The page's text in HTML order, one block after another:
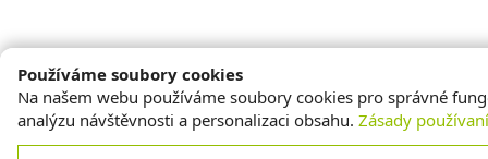
Používáme soubory cookies
Na našem webu používáme soubory cookies pro správné
analýzu návštěvnosti a personalizaci obsahu. Zásady používaní